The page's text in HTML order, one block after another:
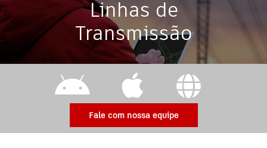
Linhas de
Transmissão
Fale com nossa equipe